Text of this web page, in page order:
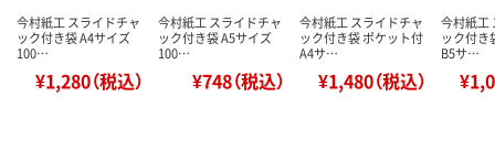
今村紙工 スライドチャ
ック付き袋 A4サイズ
100…
¥1,280（税込）
今村紙工 スライドチャ
ック付き袋 A5サイズ
100…
¥748（税込）
今村紙工 スライドチャ
ック付き袋 ポケット付
A4サ…
¥1,480（税込）
今村紙工
ック付き
B5サ…